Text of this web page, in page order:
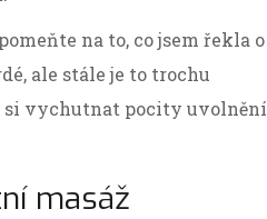
na to, co jsem řekla o
ale stále je to trochu
si vychutnat pocity uvolnění
masáž